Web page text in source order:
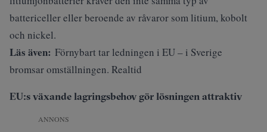
battericeller eller beroende av råvaror som litium, kobolt
och nickel.
Läs även: Förnybart tar ledningen i EU – i Sverige
bromsar omställningen. Realtid
EU:s växande lagringsbehov gör lösningen attraktiv
ANNONS